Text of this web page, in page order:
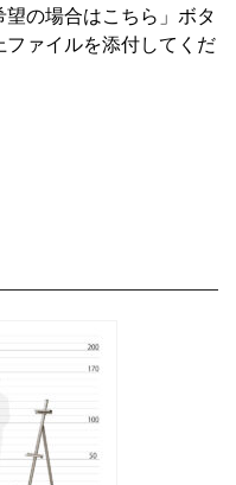
の場合はこちら」ボタ
ァイルを添付してくだ